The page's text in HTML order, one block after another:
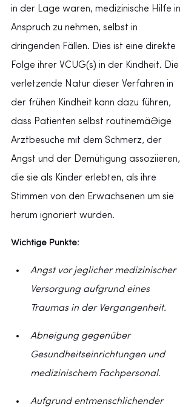
in der Lage waren, medizinische Hilfe in
Anspruch zu nehmen, selbst in
dringenden Fällen. Dies ist eine direkte
Folge ihrer VCUG(s) in der Kindheit. Die
verletzende Natur dieser Verfahren in
der frühen Kindheit kann dazu führen,
dass Patienten selbst routinemäßige
Arztbesuche mit dem Schmerz, der
Angst und der Demütigung assoziieren,
die sie als Kinder erlebten, als ihre
Stimmen von den Erwachsenen um sie
herum ignoriert wurden.
Wichtige Punkte:
Angst vor jeglicher medizinischer
Versorgung aufgrund eines
Traumas in der Vergangenheit.
Abneigung gegenüber
Gesundheitseinrichtungen und
medizinischem Fachpersonal.
Aufgrund entmenschlichender